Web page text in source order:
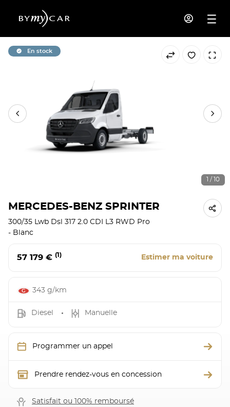
En stock
1 / 10
MERCEDES-BENZ SPRINTER
300/35 Lwb Dsl 317 2.0 CDI L3 RWD Pro
- Blanc
57 179 € (1) Estimer ma voiture
343 g/km
Diesel Manuelle
Programmer un appel
Prendre rendez-vous en concession
Satisfait ou 100% remboursé